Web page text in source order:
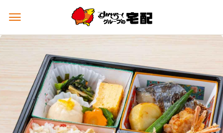
メ
ュ
ー
く